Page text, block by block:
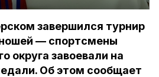
завершился турнир
— спортсмены
округа завоевали на
Об этом сообщает